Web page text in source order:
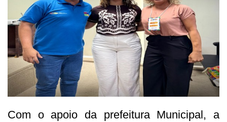
Com o apoio da prefeitura Municipal, a